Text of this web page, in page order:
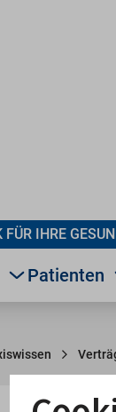
IHRE
Patienten